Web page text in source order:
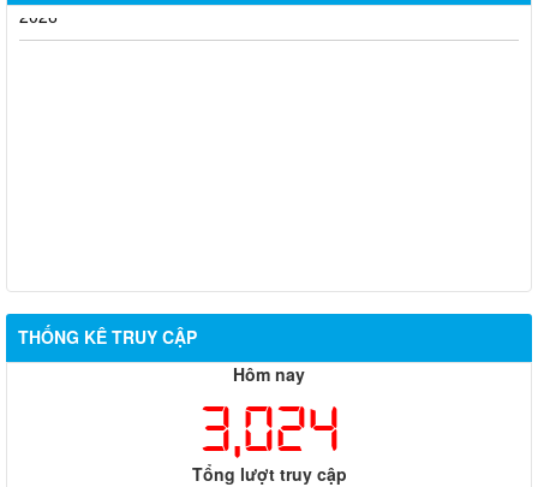
THỐNG KÊ TRUY CẬP
Hôm nay
3,024
Tổng lượt truy cập